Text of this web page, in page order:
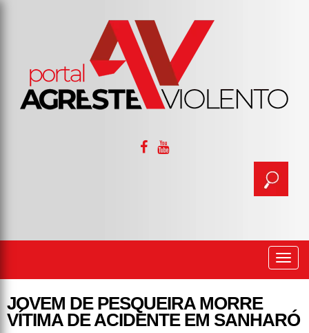
JOVEM DE PESQUEIRA MORRE
VÍTIMA DE ACIDENTE EM SANHARÓ